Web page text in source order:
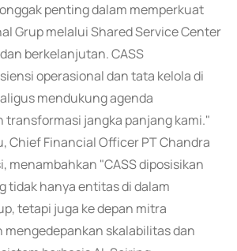
penting dalam memperkuat
Grup melalui Shared Service Center
berkelanjutan. CASS
operasional dan tata kelola di
mendukung agenda
transformasi jangka panjang kami."
Chief Financial Officer PT Chandra
menambahkan "CASS diposisikan
tidak hanya entitas di dalam
tetapi juga ke depan mitra
mengedepankan skalabilitas dan